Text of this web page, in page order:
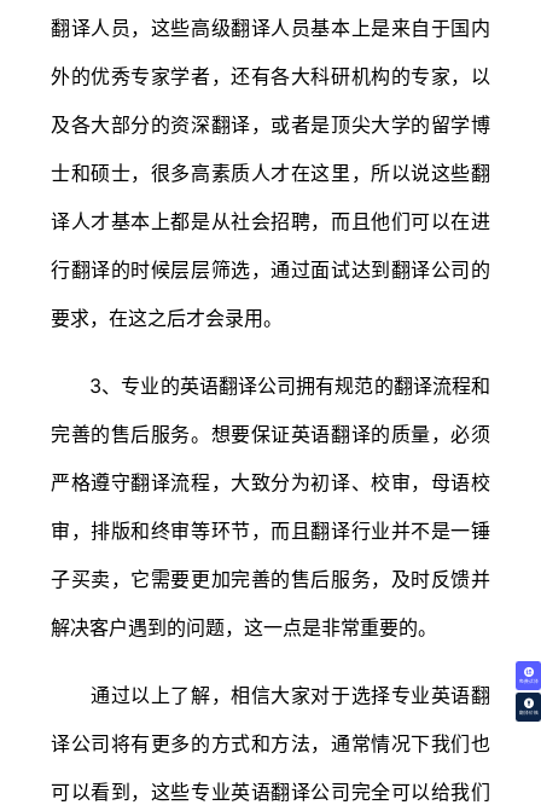
免费试译
翻译价格
翻译人员，这些高级翻译人员基本上是来自于国内
外的优秀专家学者，还有各大科研机构的专家，以
及各大部分的资深翻译，或者是顶尖大学的留学博
士和硕士，很多高素质人才在这里，所以说这些翻
译人才基本上都是从社会招聘，而且他们可以在进
行翻译的时候层层筛选，通过面试达到翻译公司的
要求，在这之后才会录用。
3、专业的英语翻译公司拥有规范的翻译流程和
完善的售后服务。想要保证英语翻译的质量，必须
严格遵守翻译流程，大致分为初译、校审，母语校
审，排版和终审等环节，而且翻译行业并不是一锤
子买卖，它需要更加完善的售后服务，及时反馈并
解决客户遇到的问题，这一点是非常重要的。
通过以上了解，相信大家对于选择专业英语翻
译公司将有更多的方式和方法，通常情况下我们也
可以看到，这些专业英语翻译公司完全可以给我们